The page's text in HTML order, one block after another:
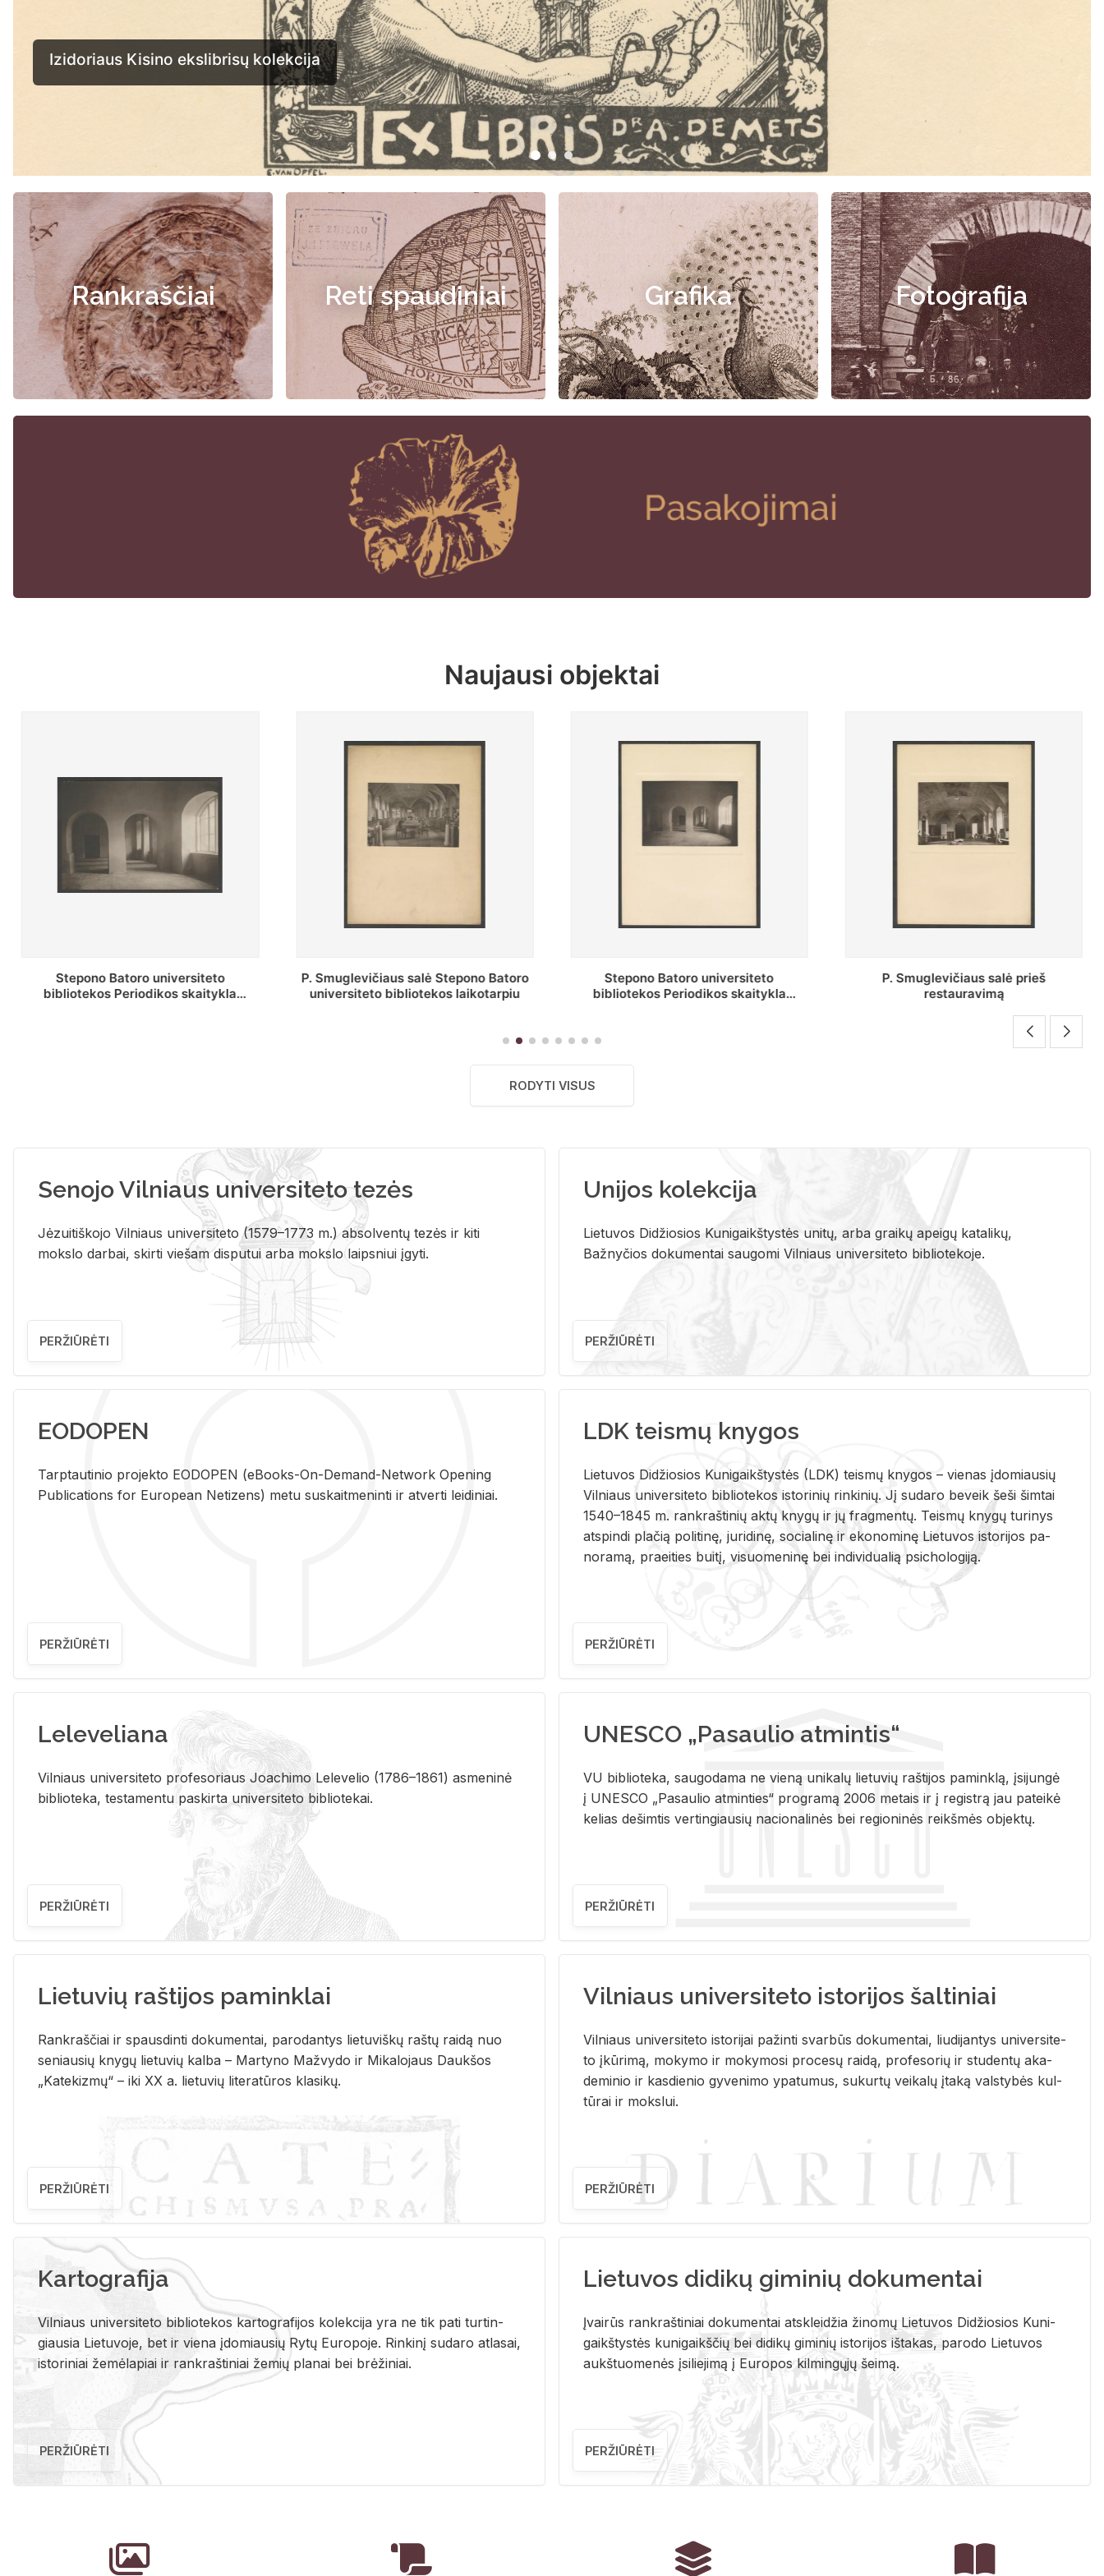
Rankraščiai Reti spaudiniai Grafika Fotografija
Naujausi objektai
P. Smuglevičiaus salė Stepono Batoro
universiteto bibliotekos laikotarpiu
Stepono Batoro universiteto
bibliotekos Periodikos skaitykla
P. Smuglevičiaus salė prieš
restauravimą
P. Smuglevičiaus salės lubų
fragmentas prieš restauravimą
RODYTI VISUS
Senojo Vilniaus universiteto tezės
Jėzuitiškojo Vilniaus universiteto (1579–1773 m.) absolventų tezės ir kiti
mokslo darbai, skirti viešam disputui arba mokslo laipsniui įgyti.
PERŽIŪRĖTI
Unijos kolekcija
Lietuvos Didžiosios Kunigaikštystės unitų, arba graikų apeigų katalikų,
Bažnyčios dokumentai saugomi Vilniaus universiteto bibliotekoje.
PERŽIŪRĖTI
EODOPEN
Tarp­tau­ti­nio pro­jek­to EO­DO­PEN (eBo­oks-On-De­mand-Ne­twork Ope­ning
Pub­li­ca­tions for Eu­ro­pe­an Ne­ti­zens) metu su­skait­me­nin­ti ir at­ver­ti lei­di­niai.
PERŽIŪRĖTI
LDK teismų knygos
Lie­tu­vos Di­džio­sios Ku­ni­gaikš­tys­tės (LDK) teis­mų kny­gos – vie­nas įdo­miau­sių
Vil­niaus uni­ver­si­te­to bi­b­lio­te­kos is­to­ri­nių rin­ki­nių. Jį su­da­ro be­veik šeši šim­tai
1540–1845 m. rank­raš­ti­nių aktų kny­gų ir jų frag­men­tų. Teis­mų kny­gų tu­ri­nys
at­spin­di pla­čią po­li­ti­nę, ju­ri­di­nę, so­cia­li­nę ir eko­no­mi­nę Lie­tu­vos is­to­ri­jos pa­
no­ra­mą, pra­ei­ties bui­tį, vi­suo­me­ni­nę bei in­di­vi­dua­lią psi­cho­lo­gi­ją.
PERŽIŪRĖTI
Leleveliana
Vil­niaus uni­ver­si­te­to pro­fe­so­riaus Jo­a­chi­mo Le­le­ve­lio (1786–1861) as­me­ni­nė
bi­b­lio­te­ka, te­sta­men­tu pa­skir­ta uni­ver­si­te­to bi­b­lio­te­kai.
PERŽIŪRĖTI
UNESCO „Pasaulio atmintis“
VU biblioteka, saugodama ne vieną unikalų lietuvių raštijos paminklą, įsijungė
į UNESCO „Pasaulio atminties“ programą 2006 metais ir į registrą jau pateikė
kelias dešimtis vertingiausių nacionalinės bei regioninės reikšmės objektų.
PERŽIŪRĖTI
Lietuvių raštijos paminklai
Rank­raš­čiai ir spaus­din­ti do­ku­men­tai, pa­ro­dan­tys lie­tu­viš­kų raš­tų rai­dą nuo
se­niau­sių kny­gų lie­tu­vių kal­ba – Mar­ty­no Ma­žvy­do ir Mi­ka­lo­jaus Dauk­šos
„Ka­te­kiz­mų“ – iki XX a. lie­tu­vių li­te­ra­tū­ros kla­si­kų.
PERŽIŪRĖTI
Vilniaus universiteto istorijos šaltiniai
Vil­niaus uni­ver­si­te­to is­to­ri­jai pa­žin­ti svar­būs do­ku­men­tai, liu­di­jan­tys uni­ver­si­te­
to įkū­ri­mą, mo­ky­mo ir mo­ky­mo­si pro­ce­sų rai­dą, pro­fe­so­rių ir stu­den­tų aka­
de­mi­nio ir kas­die­nio gy­ve­ni­mo ypa­tu­mus, su­kur­tų vei­ka­lų įta­ką vals­ty­bės kul­
tū­rai ir moks­lui.
PERŽIŪRĖTI
Kartografija
Vil­niaus uni­ver­si­te­to bi­b­lio­te­kos kar­to­gra­fi­jos ko­lek­ci­ja yra ne tik pati tur­tin­
giau­sia Lie­tu­vo­je, bet ir vie­na įdo­miau­sių Rytų Eu­ro­po­je. Rin­ki­nį su­da­ro at­la­sai,
is­to­ri­niai že­mė­la­piai ir rank­raš­ti­niai že­mių pla­nai bei brė­ži­niai.
PERŽIŪRĖTI
Lietuvos didikų giminių dokumentai
Įvai­rūs rank­raš­ti­niai do­ku­men­tai at­sklei­džia ži­no­mų Lie­tu­vos Di­džio­sios Ku­ni­
gaikš­tys­tės ku­ni­gaikš­čių bei di­di­kų gi­mi­nių is­to­ri­jos iš­ta­kas, pa­ro­do Lie­tu­vos
aukš­tuo­me­nės įsi­lie­ji­mą į Eu­ro­pos kil­min­gų­jų šei­mą.
PERŽIŪRĖTI